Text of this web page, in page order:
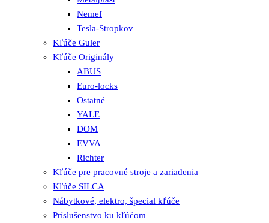
Nemef
Tesla-Stropkov
Kľúče Guler
Kľúče Originály
ABUS
Euro-locks
Ostatné
YALE
DOM
EVVA
Richter
Kľúče pre pracovné stroje a zariadenia
Kľúče SILCA
Nábytkové, elektro, špecial kľúče
Príslušenstvo ku kľúčom